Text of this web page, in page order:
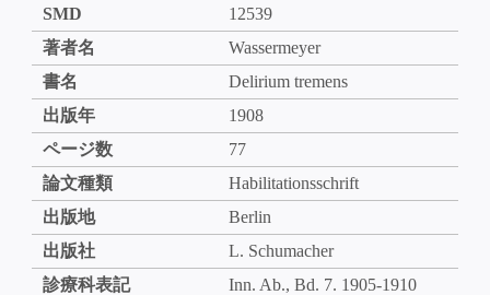
SMD
12539
著者名
Wassermeyer
書名
Delirium tremens
出版年
1908
ページ数
77
論文種類
Habilitationsschrift
出版地
Berlin
出版社
L. Schumacher
診療科表記
Inn. Ab., Bd. 7. 1905-1910